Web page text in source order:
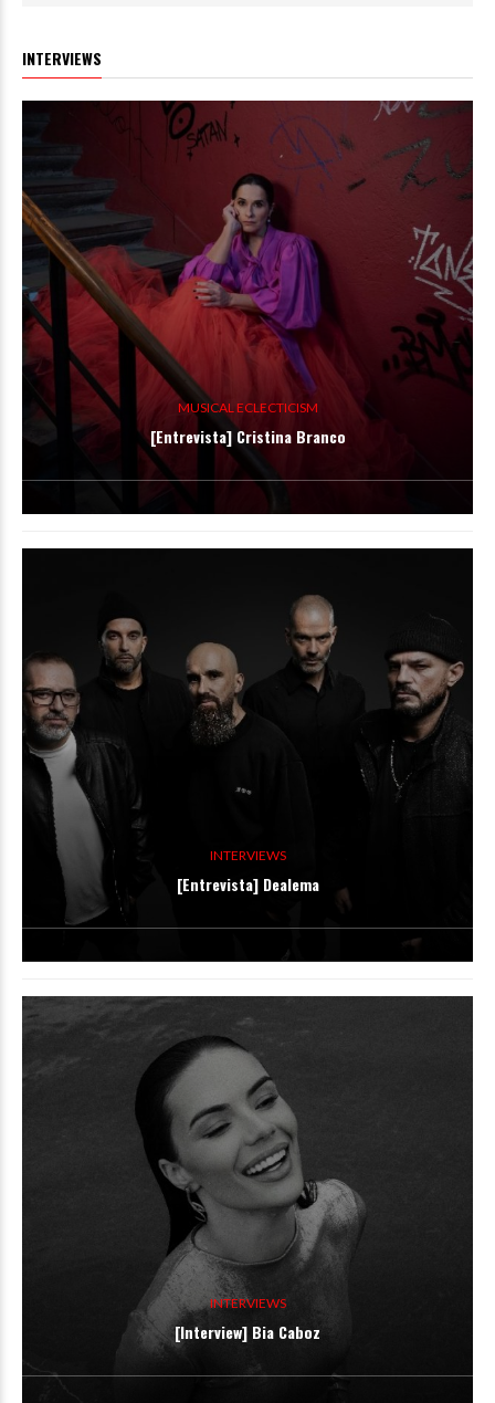
INTERVIEWS
MUSICAL ECLECTICISM
[Entrevista] Cristina Branco
INTERVIEWS
[Entrevista] Dealema
INTERVIEWS
[Interview] Bia Caboz